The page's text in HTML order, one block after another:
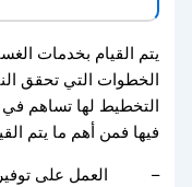
يتم القيام بخدمات
الخطوات التي تحقق
التخطيط لها تساهم في
فيها فمن أهم ما يتم
– العمل على توفير